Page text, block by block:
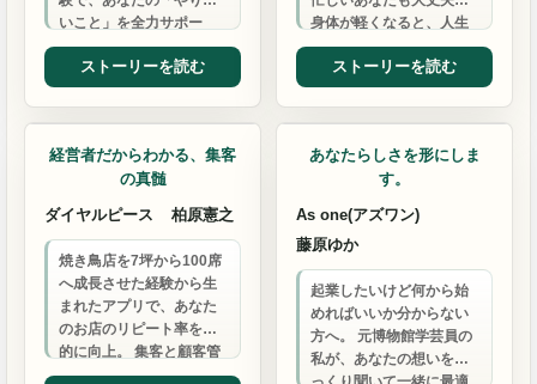
いこと」を全力サポー
ト。 一緒にゴルフ業界を
盛り上げましょう！
ストーリーを読む
身体が軽くなると、人生
が変わります。
ストーリーを読む
アプリ制作
経営者だからわかる、集客
の真髄
ダイヤルピース
柏原憲之
焼き鳥店を7坪から100席
へ成長させた経験から生
まれたアプリで、あなた
のお店のリピート率を劇
的に向上。 集客と顧客管
理のお悩みを解決しま
ウェブ制作
あなたらしさを形にしま
す。
As one(アズワン)
藤原ゆか
起業したいけど何から始
めればいいか分からない
方へ。 元博物館学芸員の
私が、あなたの想いをじ